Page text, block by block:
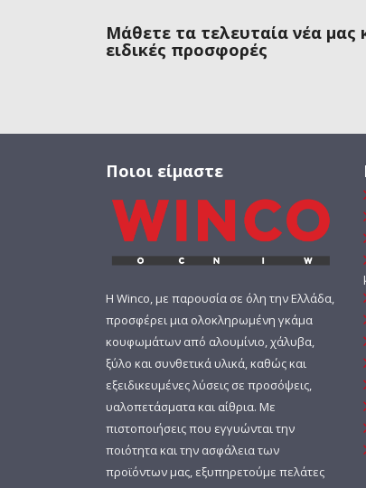
Μάθετε τα τελευταία νέα μας
ειδικές προσφορές
Ποιοι είμαστε
Η Winco, με παρουσία σε όλη την Ελλάδα,
προσφέρει μια ολοκληρωμένη γκάμα
κουφωμάτων από αλουμίνιο, χάλυβα,
ξύλο και συνθετικά υλικά, καθώς και
εξειδικευμένες λύσεις σε προσόψεις,
υαλοπετάσματα και αίθρια. Με
πιστοποιήσεις που εγγυώνται την
ποιότητα και την ασφάλεια των
προϊόντων μας, εξυπηρετούμε πελάτες